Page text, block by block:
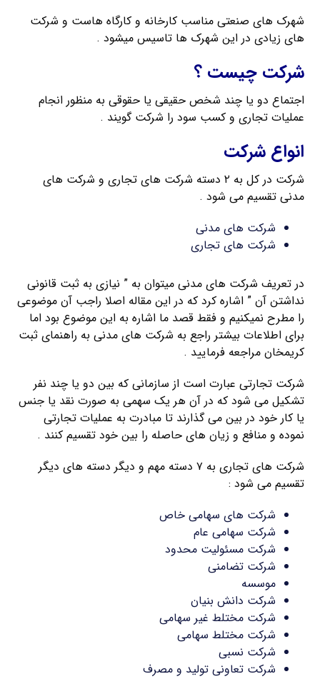
شهرک های صنعتی مناسب کارخانه و کارگاه هاست و شرکت
های زیادی در این شهرک ها تاسیس میشود .
شرکت چیست ؟
اجتماع دو یا چند شخص حقیقی یا حقوقی به منظور انجام
عملیات تجاری و کسب سود را شرکت گویند .
انواع شرکت
شرکت در کل به ۲ دسته شرکت های تجاری و شرکت های
مدنی تقسیم می شود .
شرکت های مدنی
شرکت های تجاری
در تعریف شرکت های مدنی میتوان به ” نیازی به ثبت قانونی
نداشتن آن ” اشاره کرد که در این مقاله اصلا راجب آن موضوعی
را مطرح نمیکنیم و فقط قصد ما اشاره به این موضوع بود اما
برای اطلاعات بیشتر راجع به شرکت های مدنی به راهنمای ثبت
کریمخان مراجعه فرمایید .
شرکت تجارتی عبارت است از سازمانی که بین دو یا چند نفر
تشکیل می شود که در آن هر یک سهمی به صورت نقد یا جنس
یا کار خود در بین می گذارند تا مبادرت به عملیات تجارتی
نموده و منافع و زیان های حاصله را بین خود تقسیم کنند .
شرکت های تجاری به ۷ دسته مهم و دیگر دسته های دیگر
تقسیم می شود :
شرکت های سهامی خاص
شرکت سهامی عام
شرکت مسئولیت محدود
شرکت تضامنی
موسسه
شرکت دانش بنیان
شرکت مختلط غیر سهامی
شرکت مختلط سهامی
شرکت نسبی
شرکت تعاونی تولید و مصرف